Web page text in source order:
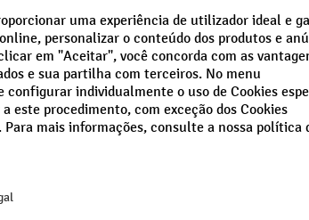
Material da jante
Medida das placas, comprimento
Medida das placas, largura